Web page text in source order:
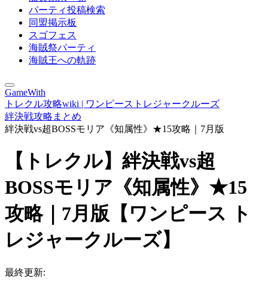
パーティ投稿検索
同盟掲示板
スゴフェス
海賊祭パーティ
海賊王への軌跡
GameWith
トレクル攻略wiki | ワンピーストレジャークルーズ
絆決戦攻略まとめ
絆決戦vs超BOSSモリア《知属性》★15攻略｜7月版
【トレクル】絆決戦vs超
BOSSモリア《知属性》★15
攻略｜7月版【ワンピース ト
レジャークルーズ】
最終更新: